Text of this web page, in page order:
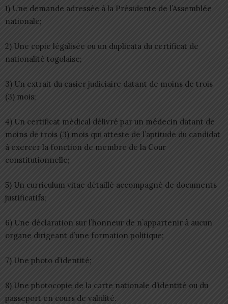
1) Une demande adressée à la Présidente de l’Assemblée
nationale;
2) Une copie légalisée ou un duplicata du certificat de
nationalité togolaise;
3) Un extrait du casier judiciaire datant de moins de trois
(3) mois;
4) Un certificat médical délivré par un médecin datant de
moins de trois (3) mois qui atteste de l’aptitude du candidat
à exercer la fonction de membre de la Cour
constitutionnelle;
5) Un curriculum vitae détaillé accompagné de documents
justificatifs;
6) Une déclaration sur l’honneur de n’appartenir à aucun
organe dirigeant d’une formation politique;
7) Une photo d’identité;
8) Une photocopie de la carte nationale d’identité ou du
passeport en cours de validité.